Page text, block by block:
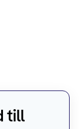
till